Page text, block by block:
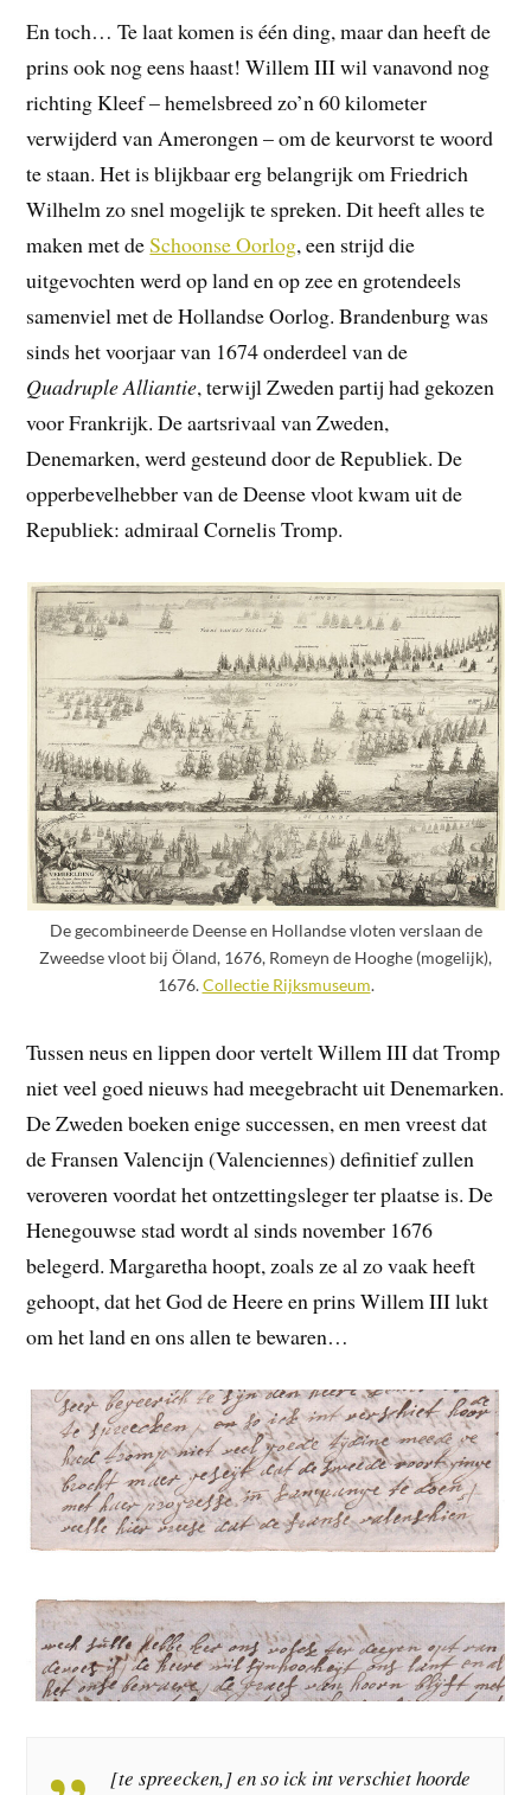
En toch… Te laat komen is één ding, maar dan heeft de
prins ook nog eens haast! Willem III wil vanavond nog
richting Kleef – hemelsbreed zo’n 60 kilometer
verwijderd van Amerongen – om de keurvorst te woord
te staan. Het is blijkbaar erg belangrijk om Friedrich
Wilhelm zo snel mogelijk te spreken. Dit heeft alles te
maken met deSchoonse Oorlog, een strijd die
uitgevochten werd op land en op zee en grotendeels
samenviel met de Hollandse Oorlog. Brandenburg was
sinds het voorjaar van 1674 onderdeel van de
Quadruple Alliantie, terwijl Zweden partij had gekozen
voor Frankrijk. De aartsrivaal van Zweden,
Denemarken, werd gesteund door de Republiek. De
opperbevelhebber van de Deense vloot kwam uit de
Republiek: admiraal Cornelis Tromp.
De gecombineerde Deense en Hollandse vloten verslaan de
Zweedse vloot bij Öland, 1676, Romeyn de Hooghe (mogelijk),
1676.Collectie Rijksmuseum.
Tussen neus en lippen door vertelt Willem III dat Tromp
niet veel goed nieuws had meegebracht uit Denemarken.
De Zweden boeken enige successen, en men vreest dat
de Fransen Valencijn (Valenciennes) definitief zullen
veroveren voordat het ontzettingsleger ter plaatse is. De
Henegouwse stad wordt al sinds november 1676
belegerd. Margaretha hoopt, zoals ze al zo vaak heeft
gehoopt, dat het God de Heere en prins Willem III lukt
om het land en ons allen te bewaren…
[te spreecken,] en so ick int verschiet hoorde